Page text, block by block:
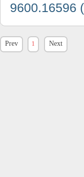
9600.16596
Prev 1 Next